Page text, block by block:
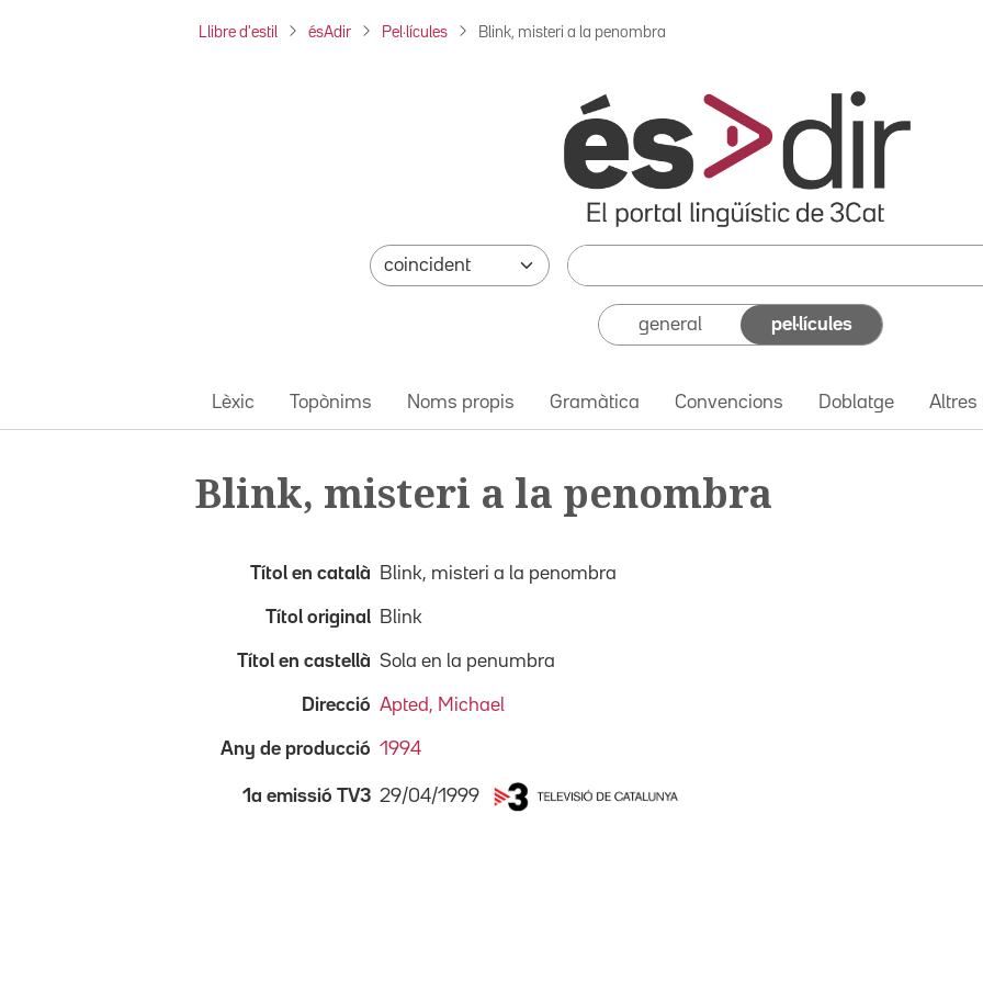
Llibre d'estil ésAdir Pel·lícules Blink, misteri a la penombra
general pel·lícules
Lèxic Topònims Noms propis Gramàtica Convencions Doblatge Altres
Blink, misteri a la penombra
Títol en català Blink, misteri a la penombra
Títol original Blink
Títol en castellà Sola en la penumbra
Direcció Apted, Michael
Any de producció 1994
1a emissió TV3 29/04/1999